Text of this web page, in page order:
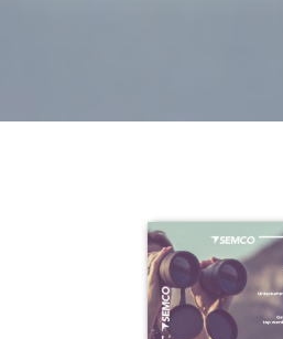
Standorte
Partner